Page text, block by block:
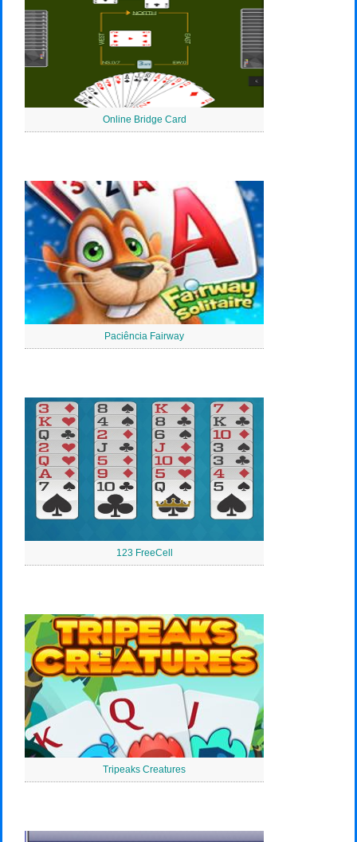
Online Bridge Card
Paciência Fairway
123 FreeCell
Tripeaks Creatures